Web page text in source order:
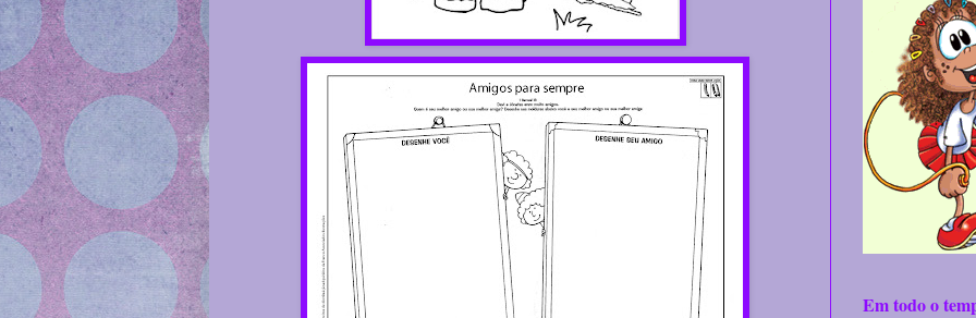
Em todo o